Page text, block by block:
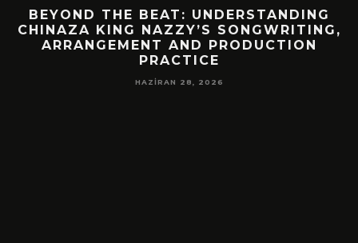
BEYOND THE BEAT: UNDERSTANDING
CHINAZA KING NAZZY’S SONGWRITING,
ARRANGEMENT AND PRODUCTION
PRACTICE
HAZIRAN 28, 2026